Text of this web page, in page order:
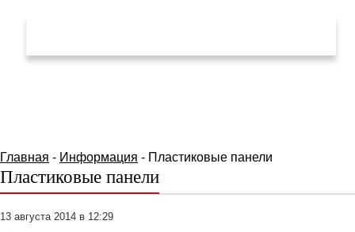
Главная - Информация - Пластиковые панели
Пластиковые панели
13 августа 2014 в 12:29